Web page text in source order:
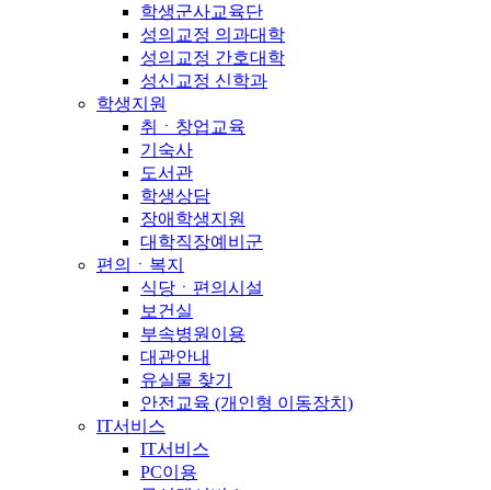
학생군사교육단
성의교정 의과대학
성의교정 간호대학
성신교정 신학과
학생지원
취ㆍ창업교육
기숙사
도서관
학생상담
장애학생지원
대학직장예비군
편의ㆍ복지
식당ㆍ편의시설
보건실
부속병원이용
대관안내
유실물 찾기
안전교육 (개인형 이동장치)
IT서비스
IT서비스
PC이용